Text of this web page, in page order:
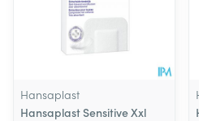
Hansaplast
Hansaplast Sensitive Xxl